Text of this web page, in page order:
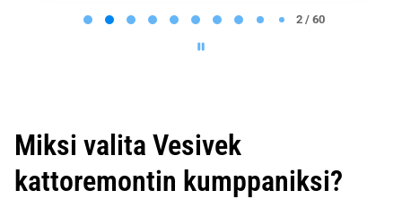
0
2 / 60
Miksi valita Vesivek
kattoremontin kumppaniksi?